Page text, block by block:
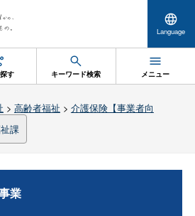
Language
す キーワード検索 メニュー
> 高齢者福祉 > 介護保険【事業者向
課
業